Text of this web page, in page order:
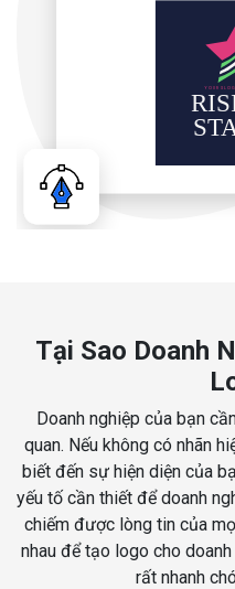
Tại Sao Doanh
Doanh nghiệp của bạn
quan. Nếu không có nhãn
biết đến sự hiện diện của
yếu tố cần thiết để doanh
chiếm được lòng tin của
nhau để tạo logo cho
rất nhanh